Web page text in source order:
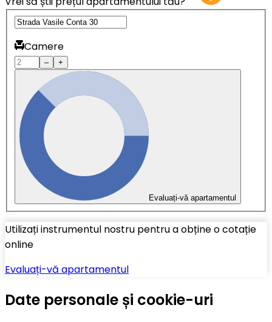
Camere
– +
Evaluați-vă apartamentul
Utilizați instrumentul nostru pentru a obține o cotație
online
Evaluați-vă apartamentul
Date personale și cookie-uri